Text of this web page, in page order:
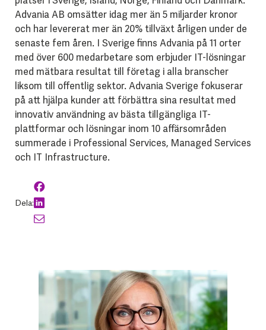
Advania AB omsätter idag mer än 5 miljarder kronor
och har levererat mer än 20% tillväxt årligen under de
senaste fem åren. I Sverige finns Advania på 11 orter
med över 600 medarbetare som erbjuder IT-lösningar
med mätbara resultat till företag i alla branscher
liksom till offentlig sektor. Advania Sverige fokuserar
på att hjälpa kunder att förbättra sina resultat med
innovativ användning av bästa tillgängliga IT-
plattformar och lösningar inom 10 affärsområden
summerade i Professional Services, Managed Services
och IT Infrastructure.
Dela: